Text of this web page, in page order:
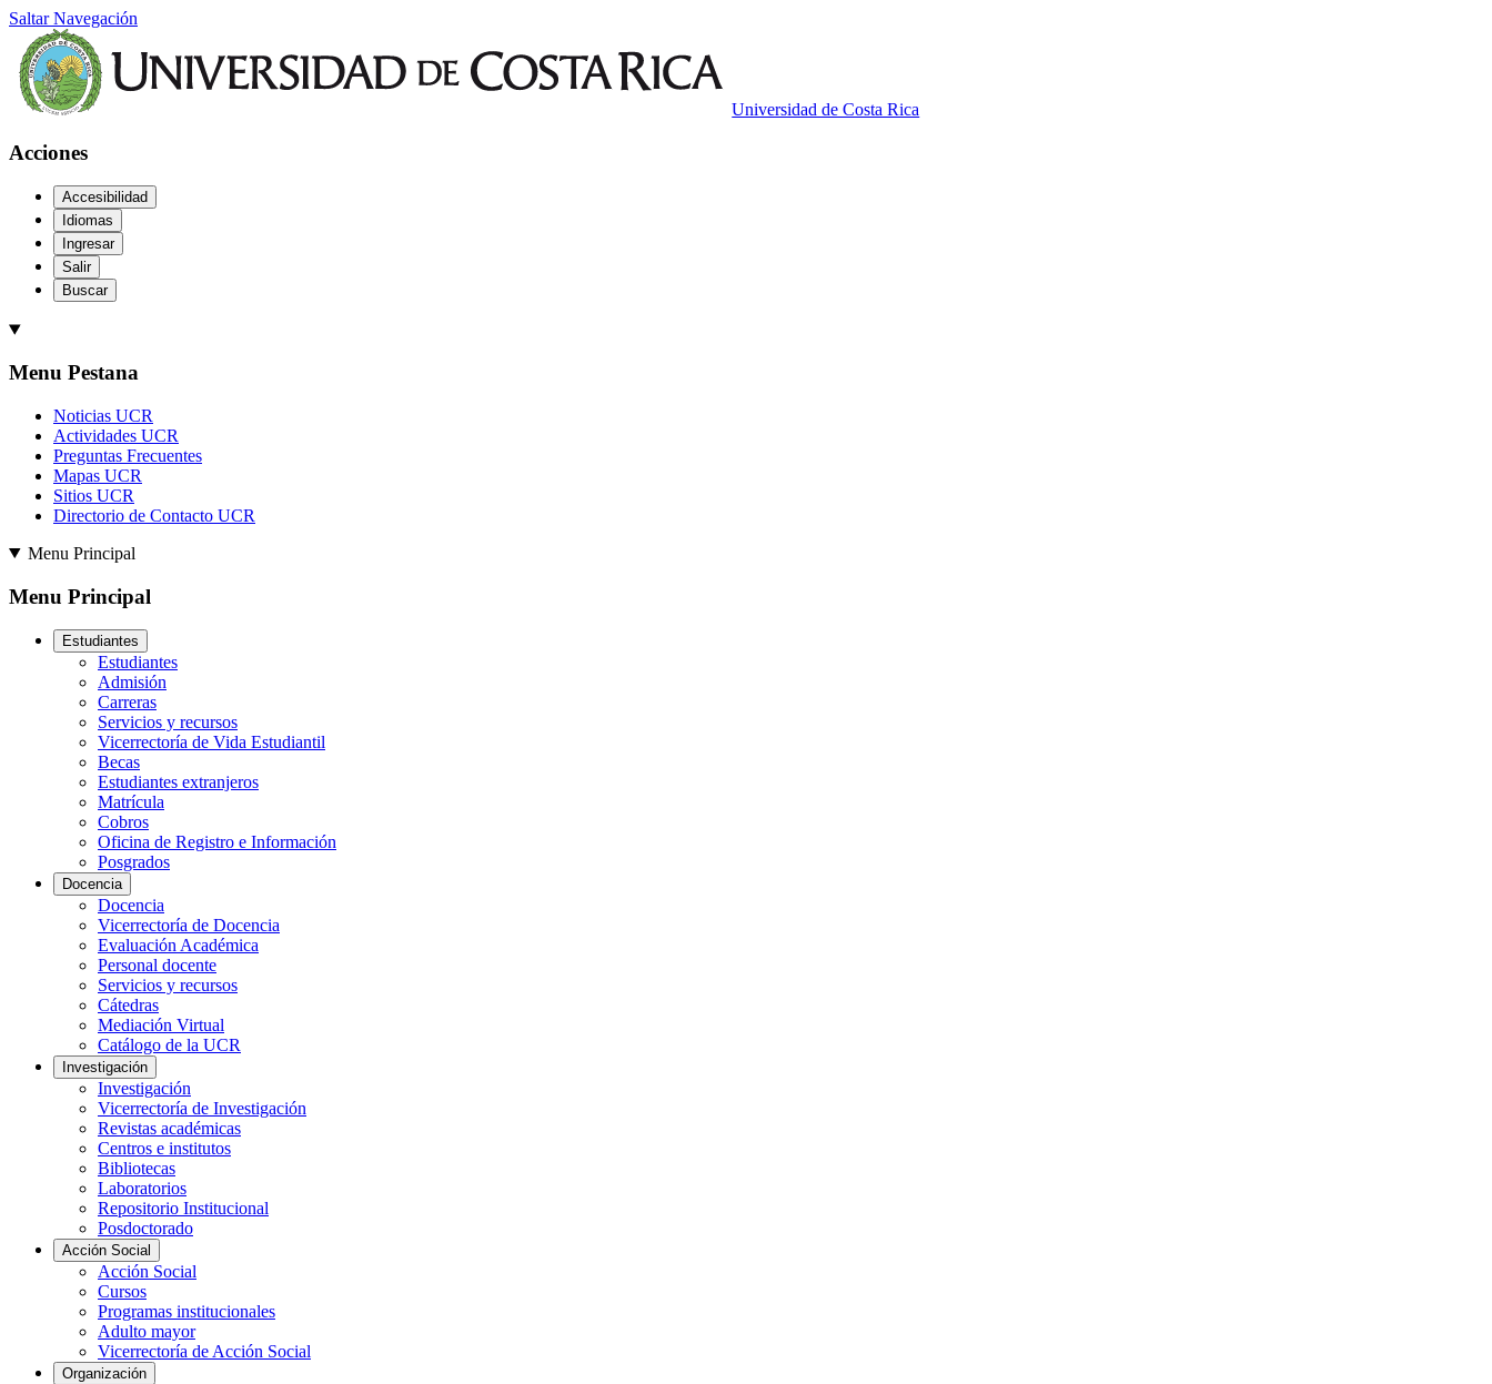
Saltar Navegación
Universidad de Costa Rica
Acciones
Accesibilidad
Idiomas
Ingresar
Salir
Buscar
Menu Pestana
Noticias UCR
Actividades UCR
Preguntas Frecuentes
Mapas UCR
Sitios UCR
Directorio de Contacto UCR
Menu Principal
Menu Principal
Estudiantes
Estudiantes
Admisión
Carreras
Servicios y recursos
Vicerrectoría de Vida Estudiantil
Becas
Estudiantes extranjeros
Matrícula
Cobros
Oficina de Registro e Información
Posgrados
Docencia
Docencia
Vicerrectoría de Docencia
Evaluación Académica
Personal docente
Servicios y recursos
Cátedras
Mediación Virtual
Catálogo de la UCR
Investigación
Investigación
Vicerrectoría de Investigación
Revistas académicas
Centros e institutos
Bibliotecas
Laboratorios
Repositorio Institucional
Posdoctorado
Acción Social
Acción Social
Cursos
Programas institucionales
Adulto mayor
Vicerrectoría de Acción Social
Organización